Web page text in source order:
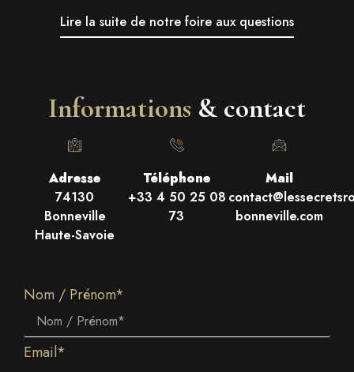
Lire la suite de notre foire aux questions
Informations & contact
Adresse
74130
Bonneville
Haute-Savoie
Téléphone
+33 4 50 25 08
73
Mail
bonneville.com
Nom / Prénom*
Email*